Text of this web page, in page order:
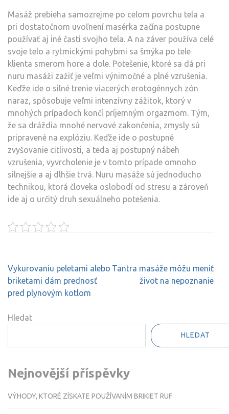
Masáž prebieha samozrejme po celom povrchu tela a
pri dostatočnom uvoľnení masérka začína postupne
používať aj iné časti svojho tela. A na záver používa celé
svoje telo a rytmickými pohybmi sa šmýka po tele
klienta smerom hore a dole. Potešenie, ktoré sa dá pri
nuru masáži zažiť je veľmi výnimočné a plné vzrušenia.
Keďže ide o silné trenie viacerých erotogénnych zón
naraz, spôsobuje veľmi intenzívny zážitok, ktorý v
mnohých prípadoch končí príjemným orgazmom. Tým,
že sa dráždia mnohé nervové zakončenia, zmysly sú
pripravené na explóziu. Keďže ide o postupné
zvyšovanie citlivosti, a teda aj postupný nábeh
vzrušenia, vyvrcholenie je v tomto prípade omnoho
silnejšie a aj dlhšie trvá. Nuru masáže sú jednoducho
technikou, ktorá človeka oslobodí od stresu a zároveň
ide aj o určitý druh sexuálneho potešenia.
Navigace
pro
příspěvek
Vykurovaniu peletami alebo
briketami dám prednosť
pred plynovým kotlom
Tantra masáže môžu meniť
život na nepoznanie
Hledat
HLEDAT
Nejnovější příspěvky
VÝHODY, KTORÉ ZÍSKATE POUŽÍVANÍM BRIKIET RUF